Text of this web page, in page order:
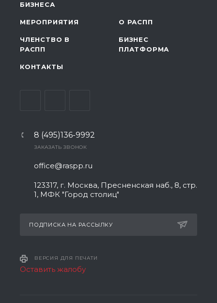
БИЗНЕСА
МЕРОПРИЯТИЯ О РАСПП
ЧЛЕНСТВО В
РАСПП
БИЗНЕС
ПЛАТФОРМА
КОНТАКТЫ
8 (495)136-9992
ЗАКАЗАТЬ ЗВОНОК
office@raspp.ru
123317, г. Москва, Пресненская наб., 8, стр.
1, МФК "Город столиц"
ПОДПИСКА НА РАССЫЛКУ
ВЕРСИЯ ДЛЯ ПЕЧАТИ
Оставить жалобу